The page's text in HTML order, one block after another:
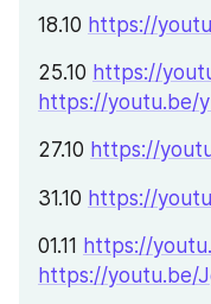
18.10 https://
25.10 https://
https://youtu.be/
27.10 https://
31.10 https://
01.11 https://
https://youtu.be/